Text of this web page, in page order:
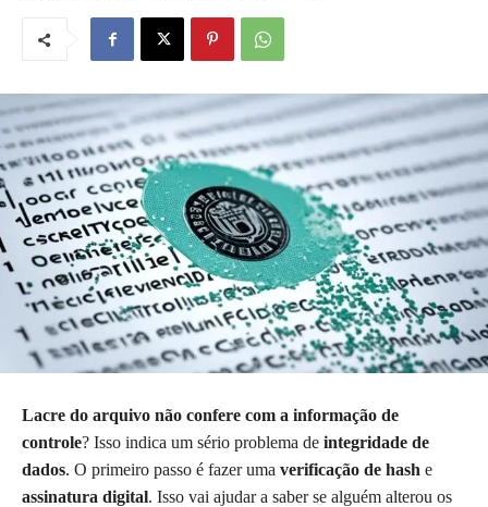
Lacre do arquivo não confere com a informação de
controle? Isso indica um sério problema de integridade de
dados. O primeiro passo é fazer uma verificação de hash e
assinatura digital. Isso vai ajudar a saber se alguém alterou os